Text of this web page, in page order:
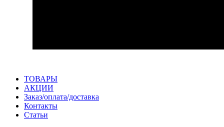
ТОВАРЫ
АКЦИИ
Заказ/оплата/доставка
Контакты
Статьи